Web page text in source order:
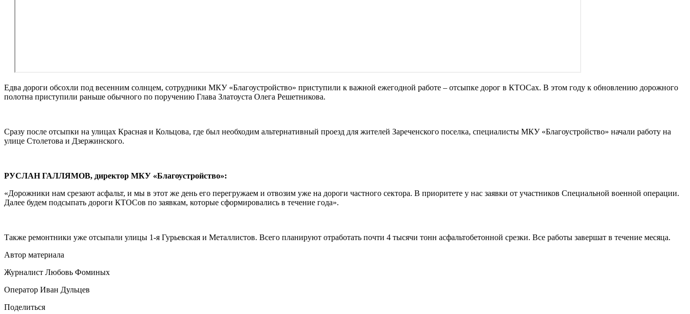
Едва дороги обсохли под весенним солнцем, сотрудники МКУ «Благоустройство» приступили к важной ежегодной работе – отсыпке дорог в КТОСах. В этом году к обновлению дорожного
полотна приступили раньше обычного по поручению Глава Златоуста Олега Решетникова.
Сразу после отсыпки на улицах Красная и Кольцова, где был необходим альтернативный проезд для жителей Зареченского поселка, специалисты МКУ «Благоустройство» начали работу на
улице Столетова и Дзержинского.
РУСЛАН ГАЛЛЯМОВ, директор МКУ «Благоустройство»:
«Дорожники нам срезают асфальт, и мы в этот же день его перегружаем и отвозим уже на дороги частного сектора. В приоритете у нас заявки от участников Специальной военной операции.
Далее будем подсыпать дороги КТОСов по заявкам, которые сформировались в течение года».
Также ремонтники уже отсыпали улицы 1-я Гурьевская и Металлистов. Всего планируют отработать почти 4 тысячи тонн асфальтобетонной срезки. Все работы завершат в течение месяца.
Автор материала
Журналист Любовь Фоминых
Оператор Иван Дульцев
Поделиться